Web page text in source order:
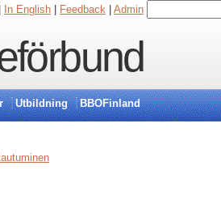
In English Feedback Admin
Utbildning BBOFinland